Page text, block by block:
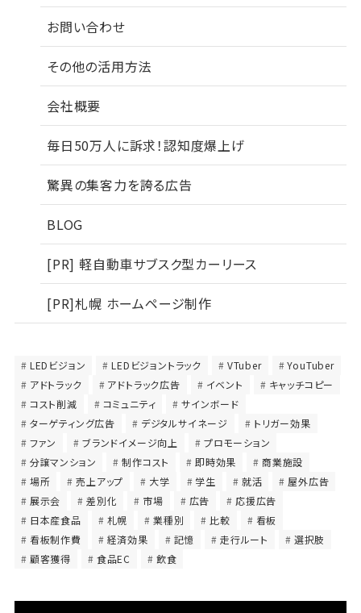
お問い合わせ
その他の活用方法
会社概要
毎日50万人に訴求！認知度爆上げ
驚異の集客力を誇る広告
BLOG
[PR] 軽自動車サブスク型カーリース
[PR]札幌 ホームページ制作
LEDビジョン LEDビジョントラック VTuber
YouTuber
アドトラック
アドトラック広告 イベント
キャッチコピー
コスト削減
コミュニティ
サインボード
ターゲティング広告
デジタルサイネージ
トリガー効果
ファン
ブランドイメージ向上
プロモーション
分譲マンション
制作コスト 即時効果
商業施設
場所
売上アップ 大学 学生 就活
屋外広告
展示会
差別化 市場 広告
応援広告
日本産食品
札幌 業種別 比較
看板
看板制作費
経済効果 記憶 走行ルート
選択肢
顧客獲得
食品EC 飲食